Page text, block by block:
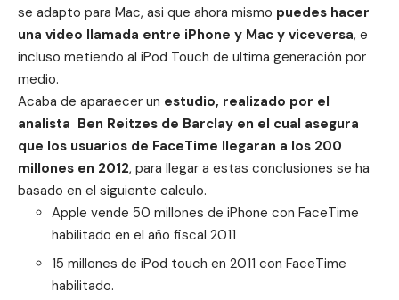
se adapto para Mac, asi que ahora mismo puedes hacer
una video llamada entre iPhone y Mac y viceversa, e
incluso metiendo al iPod Touch de ultima generación por
medio.
Acaba de aparaecer un estudio, realizado por el
analista Ben Reitzes de Barclay en el cual asegura
que los usuarios de FaceTime llegaran a los 200
millones en 2012, para llegar a estas conclusiones se ha
basado en el siguiente calculo.
Apple vende 50 millones de iPhone con FaceTime
habilitado en el año fiscal 2011
15 millones de iPod touch en 2011 con FaceTime
habilitado.